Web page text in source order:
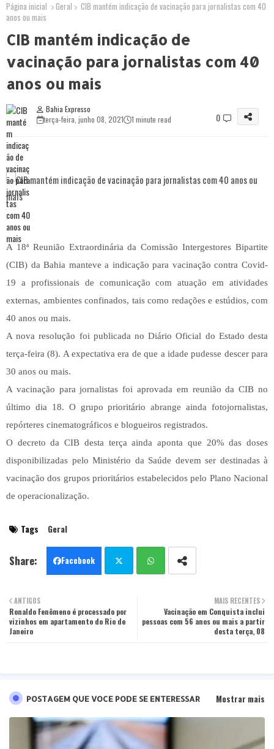
Página inicial Geral
CIB mantém indicação de vacinação para jornalistas com 40
anos ou mais
CIB mantém indicação de
vacinação para jornalistas com 40
anos ou mais
Bahia Expresso
terça-feira, junho 08, 2021
1 minute read 0
A 18ª Reunião Extraordinária da Comissão Intergestores Bipartite
(CIB) da Bahia manteve a indicação para vacinação contra Covid-
19 a profissionais de comunicação com atuação em atividades
externas, ambientes confinados, tais como redações e estúdios, com
40 anos ou mais.
A nova resolução foi publicada no Diário Oficial do Estado desta
terça-feira (8). A expectativa era de que a idade pudesse descer para
30 anos ou mais.
A vacinação para jornalistas foi aprovada em reunião da CIB no
último dia 18. O grupo prioritário abrange ainda fotojornalistas,
repórteres cinematográficos e blogueiros registrados.
O decreto da CIB desta terça ainda aponta que 20% das doses
disponibilizadas pelo Ministério da Saúde devem ser destinadas à
vacinação dos grupos prioritários estabelecidos pelo Plano Nacional
de operacionalização.
Tags Geral
Facebook
ter
MAIS RECENTES
Vacinação em Conquista inclui
pessoas com 56 anos ou mais a partir
desta terça, 08
ANTIGOS
Ronaldo Fenômeno é processado por
vizinhos em apartamento do Rio de
Janeiro
POSTAGEM QUE VOCE PODE SE ENTERESSAR Mostrar mais